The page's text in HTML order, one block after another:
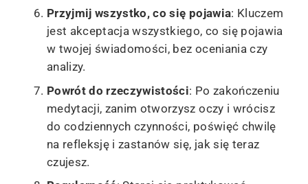
Przyjmij wszystko, co się pojawia: Kluczem
jest akceptacja wszystkiego, co się pojawia
w twojej świadomości, bez oceniania czy
analizy.
Powrót do rzeczywistości: Po zakończeniu
medytacji, zanim otworzysz oczy i wrócisz
do codziennych czynności, poświęć chwilę
na refleksję i zastanów się, jak się teraz
czujesz.